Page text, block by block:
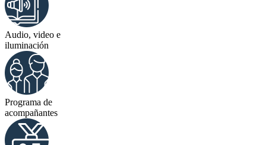
Audio, video e
iluminación
Programa de
acompañantes